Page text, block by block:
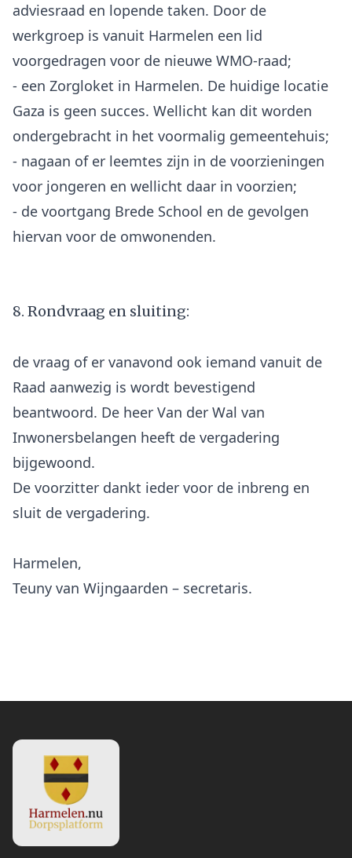
adviesraad en lopende taken. Door de
werkgroep is vanuit Harmelen een lid
voorgedragen voor de nieuwe WMO-raad;
- een Zorgloket in Harmelen. De huidige locatie
Gaza is geen succes. Wellicht kan dit worden
ondergebracht in het voormalig gemeentehuis;
- nagaan of er leemtes zijn in de voorzieningen
voor jongeren en wellicht daar in voorzien;
- de voortgang Brede School en de gevolgen
hiervan voor de omwonenden.
8. Rondvraag en sluiting:
de vraag of er vanavond ook iemand vanuit de
Raad aanwezig is wordt bevestigend
beantwoord. De heer Van der Wal van
Inwonersbelangen heeft de vergadering
bijgewoond.
De voorzitter dankt ieder voor de inbreng en
sluit de vergadering.
Harmelen,
Teuny van Wijngaarden – secretaris.